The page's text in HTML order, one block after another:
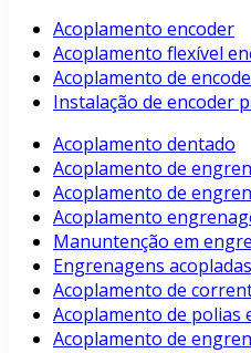
Acoplamento encoder
Acoplamento flexível
Acoplamento de
Instalação de encoder
Acoplamento dentado
Acoplamento de
Acoplamento de
Acoplamento
Manuntenção em
Engrenagens acopladas
Acoplamento de
Acoplamento de polias
Acoplamento de